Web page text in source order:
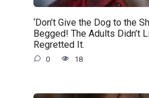
‘Don’t Give the Dog to the
Begged! The Adults Didn’t
Regretted It.
0 18